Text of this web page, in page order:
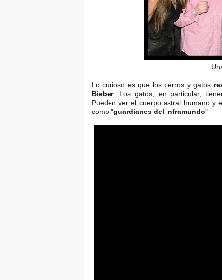
Lo curioso es que los perros y gatos
Bieber. Los gatos, en particular,
Pueden ver el cuerpo astral humano y
como "guardianes del inframundo"